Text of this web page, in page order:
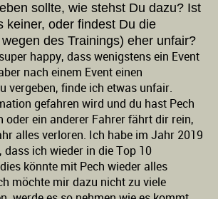
sollte, wie stehst Du dazu? Ist
keiner, oder findest Du die
des Trainings) eher unfair?
happy, dass wenigstens ein Event
nach einem Event einen
vergeben, finde ich etwas unfair.
gefahren wird und du hast Pech
oder ein anderer Fahrer fährt dir rein,
alles verloren. Ich habe im Jahr 2019
dass ich wieder in die Top 10
könnte mit Pech wieder alles
möchte mir dazu nicht zu viele